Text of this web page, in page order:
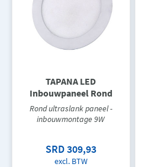
TAPANA LED
Inbouwpaneel Rond
Rond ultraslank paneel -
inbouwmontage 9W
SRD 309,93
excl. BTW